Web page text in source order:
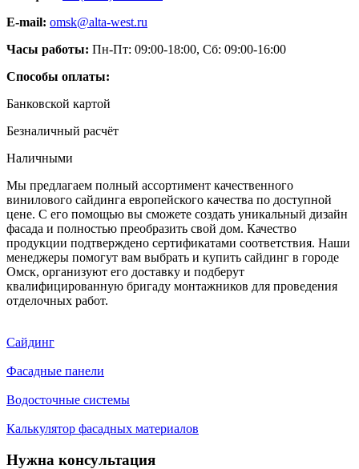
E-mail: omsk@alta-west.ru
Часы работы: Пн-Пт: 09:00-18:00, Сб: 09:00-16:00
Способы оплаты:
Банковской картой
Безналичный расчёт
Наличными
Мы предлагаем полный ассортимент качественного
винилового сайдинга европейского качества по доступной
цене. С его помощью вы сможете создать уникальный дизайн
фасада и полностью преобразить свой дом. Качество
продукции подтверждено сертификатами соответствия. Наши
менеджеры помогут вам выбрать и купить сайдинг в городе
Омск, организуют его доставку и подберут
квалифицированную бригаду монтажников для проведения
отделочных работ.
Сайдинг
Фасадные панели
Водосточные системы
Калькулятор фасадных материалов
Нужна консультация